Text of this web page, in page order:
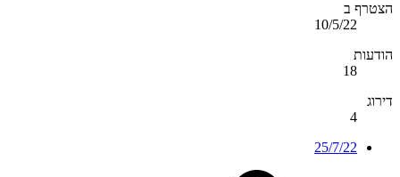
הצטרף ב
10/5/22
הודעות
18
דירוג
4
25/7/22